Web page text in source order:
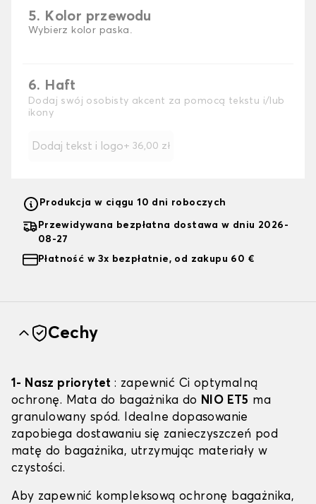
5. Kolor przewodu
Wybierz kolor paska.
6. Haft
Dodaj swój osobisty akcent za pomocą tekstu i/lub
ikony
Dodaj tekst i logo+ 36,00 zł
Produkcja w ciągu 10 dni roboczych
Przewidywana bezpłatna dostawa w dniu 2026-
08-27
Płatność w 3x bezpłatnie, od zakupu 60 €
Cechy
1- Nasz priorytet: zapewnić Ci optymalną
ochronę. Mata do bagażnika do NIO ET5 ma
granulowany spód. Idealne dopasowanie
zapobiega dostawaniu się zanieczyszczeń pod
matę do bagażnika, utrzymując materiały w
czystości.
Aby zapewnić kompleksową ochronę bagażnika,